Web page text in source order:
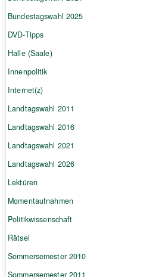
Bundestagswahl 2025
DVD-Tipps
Halle (Saale)
Innenpolitik
Internet(z)
Landtagswahl 2011
Landtagswahl 2016
Landtagswahl 2021
Landtagswahl 2026
Lektüren
Momentaufnahmen
Politikwissenschaft
Rätsel
Sommersemester 2010
Sommersemester 2011